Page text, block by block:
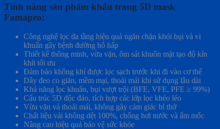
Tính năng sản phẩm khẩu trang 5D mask
Famapro:
Công nghệ lọc đa tầng hiệu quả ngăn chặn khói bụi và vi
khuẩn gây bệnh đường hô hấp
Thiết kế thông minh, vừa vặn, ôm sát khuôn mặt tạo độ kín
khít tối ưu
Đảm bảo không khí được lọc sạch trước khi đi vào cơ thể
Dây đeo co giãn, mềm mại, thoải mái khi sử dụng lâu dài
Khả năng lọc khuẩn, bụi vượt trội (BFE, VFE, PFE ≥ 99%)
Cấu trúc 5D độc đáo, tích hợp các lớp lọc khéo léo
Vừa vặn và thoải mái, không gây cảm giác bí thở
Chất liệu vải không dệt 100%, chống hơi nước và ẩm mốc
Nâng cao hiệu quả bảo vệ sức khỏe